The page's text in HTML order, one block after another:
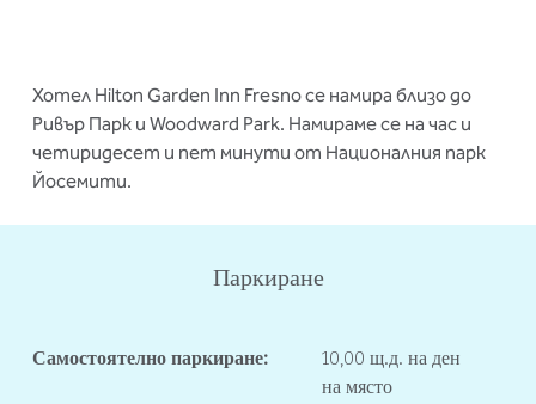
Хотел Hilton Garden Inn Fresno се намира близо до
Ривър Парк и Woodward Park. Намираме се на час и
четиридесет и пет минути от Националния парк
Йосемити.
Паркиране
Самостоятелно паркиране:
10,00 щ.д. на ден
на място